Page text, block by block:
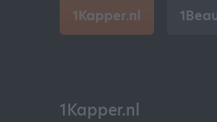
1Kapper.nl
1Kapper.nl